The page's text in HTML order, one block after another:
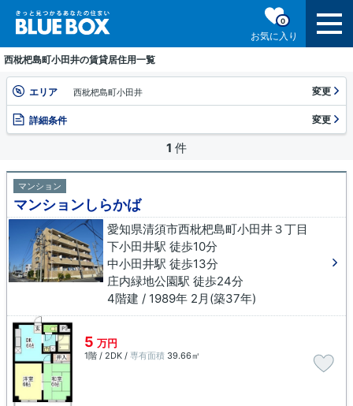
お気に入り
0
西枇杷島町小田井の賃貸居住用一覧
エリア 西枇杷島町小田井 変更
詳細条件 変更
1 件
マンション
マンションしらかば
愛知県清須市西枇杷島町小田井３丁目
下小田井駅 徒歩10分
中小田井駅 徒歩13分
庄内緑地公園駅 徒歩24分
4階建 / 1989年 2月(築37年)
5 万円
1階 / 2DK / 専有面積 39.66㎡